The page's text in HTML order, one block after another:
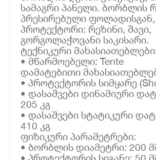
სამაგრი პანელი. ბორბლის
პრესირებული ფოლადისგან,
პროტექტორი: რეზინი, შავი,
გორგოლაჭოვანი საკისარი.
ტექნიკური
• მწარმოებელი: Tente
დამატებითი
• პროტექტორის სიმყარე
• დასაშვები დინამიური
205 კგ
• დასაშვები სტატიკური
410 კგ
ფიზიკური პარამეტრები:
• ბორბლის დიამეტრი: 200
• პროტექტორის სიგანე: 50